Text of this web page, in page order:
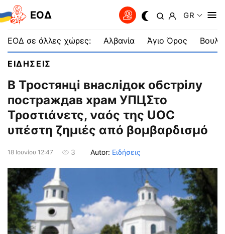
EOΔ GR
ΕΟΔ σε άλλες χώρες: Αλβανία Άγιο Όρος
ΕΙΔΗΣΕΙΣ
В Тростянці внаслідок обстрілу
постраждав храм УПЦΣτο
Τροστιάνετς, ναός της UOC
υπέστη ζημιές από βομβαρδισμό
18 Ιουνίου 12:47 3 Autor: Ειδήσεις